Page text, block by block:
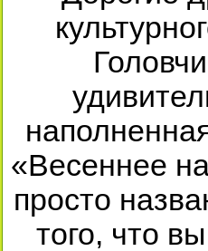
«Весеннее
просто
того, что